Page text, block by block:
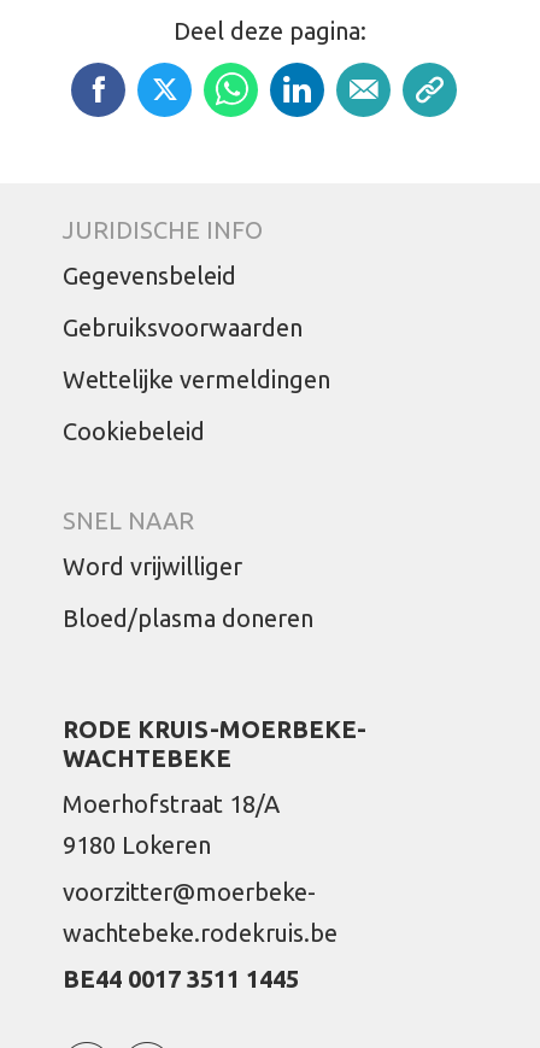
Deel deze pagina:
JURIDISCHE INFO
Gegevensbeleid
Gebruiksvoorwaarden
Wettelijke vermeldingen
Cookiebeleid
SNEL NAAR
Word vrijwilliger
Bloed/plasma doneren
RODE KRUIS-MOERBEKE-
WACHTEBEKE
Moerhofstraat 18/A
9180 Lokeren
voorzitter@moerbeke-
wachtebeke.rodekruis.be
BE44 0017 3511 1445